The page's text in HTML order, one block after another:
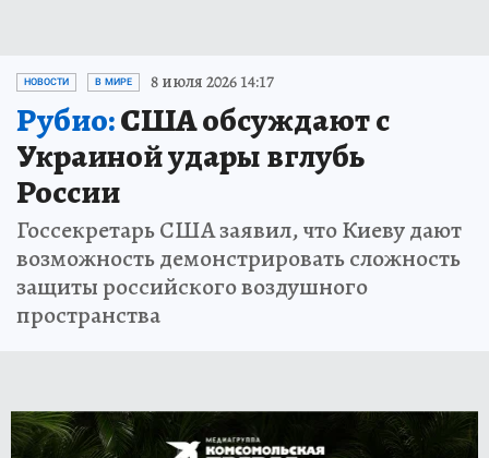
НОВОСТИ В МИРЕ 8 июля 2026 14:17
Рубио:США обсуждают с
Украиной удары вглубь
России
Госсекретарь США заявил, что Киеву дают
возможность демонстрировать сложность
защиты российского воздушного
пространства